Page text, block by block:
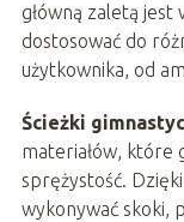
główną zaletą jest
dostosować do
użytkownika, od
Ścieżki
materiałów, które
sprężystość.
wykonywać skoki,